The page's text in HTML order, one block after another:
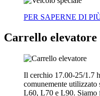
PER SAPERNE DI
Carrello elevatore
Il cerchio 17.00-25/1.7
comunemente utilizzato
L60, L70 e L90. Siamo